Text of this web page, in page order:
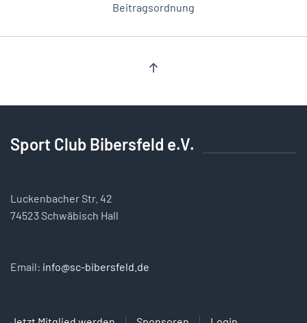
Beitragsordnung
Sport Club Bibersfeld e.V.
Luckenbacher Str. 42
74523 Schwäbisch Hall
Email: info@sc-bibersfeld.de